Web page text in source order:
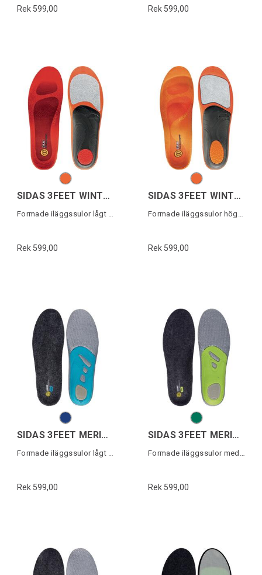
Rek 599,00 Rek 599,00
SIDAS 3FEET WINTER LOW
Formade iläggssulor lågt fotvalv
Rek 599,00
SIDAS 3FEET WINTER HIGH
Formade iläggssulor högt fotvalv
Rek 599,00
SIDAS 3FEET MERINO LOW
Formade iläggssulor lågt fotvalv
Rek 599,00
SIDAS 3FEET MERINO MID
Formade iläggssulor medelhögt fotvalv
Rek 599,00